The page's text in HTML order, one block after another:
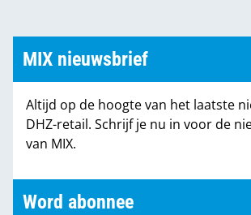
MIX nieuwsbrief
Altijd op de hoogte van het laatste
DHZ-retail. Schrijf je nu in voor de
van MIX.
Word abonnee